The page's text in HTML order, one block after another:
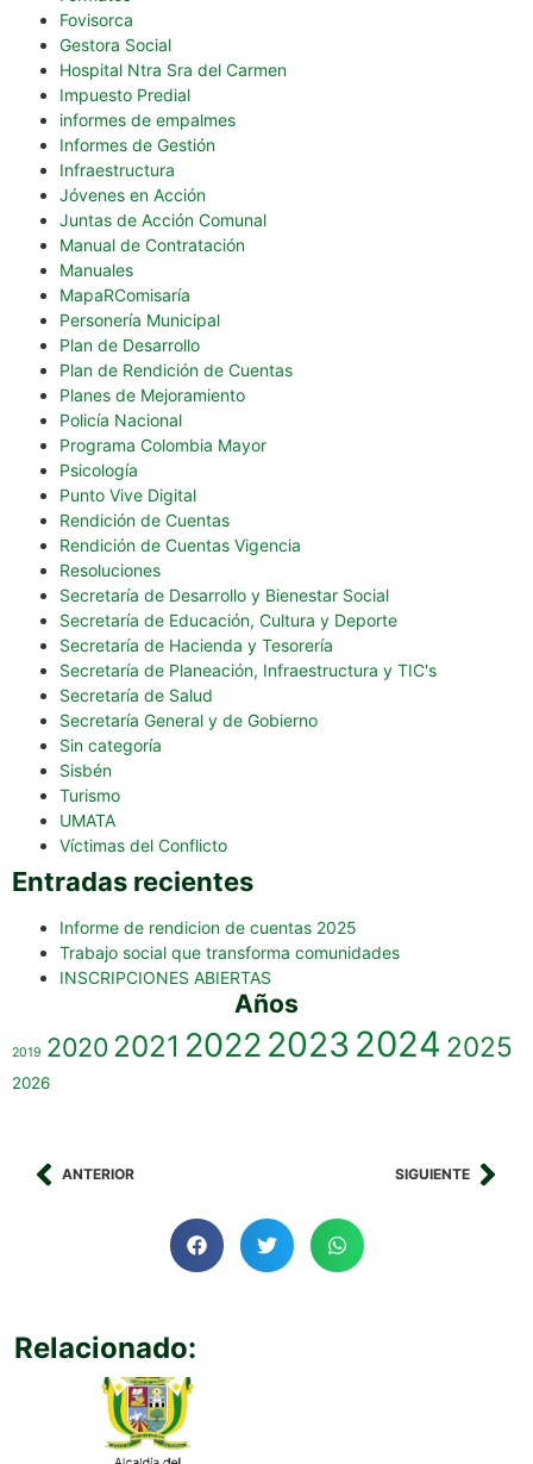
Fovisorca
Gestora Social
Hospital Ntra Sra del Carmen
Impuesto Predial
informes de empalmes
Informes de Gestión
Infraestructura
Jóvenes en Acción
Juntas de Acción Comunal
Manual de Contratación
Manuales
MapaRComisaría
Personería Municipal
Plan de Desarrollo
Plan de Rendición de Cuentas
Planes de Mejoramiento
Policía Nacional
Programa Colombia Mayor
Psicología
Punto Vive Digital
Rendición de Cuentas
Rendición de Cuentas Vigencia
Resoluciones
Secretaría de Desarrollo y Bienestar Social
Secretaría de Educación, Cultura y Deporte
Secretaría de Hacienda y Tesorería
Secretaría de Planeación, Infraestructura y TIC's
Secretaría de Salud
Secretaría General y de Gobierno
Sin categoría
Sisbén
Turismo
UMATA
Víctimas del Conflicto
Entradas recientes
Informe de rendicion de cuentas 2025
Trabajo social que transforma comunidades
INSCRIPCIONES ABIERTAS
Años
2019 20202021 2022 2023 2024 2025
2026
ANTERIOR SIGUIENTE
Relacionado: